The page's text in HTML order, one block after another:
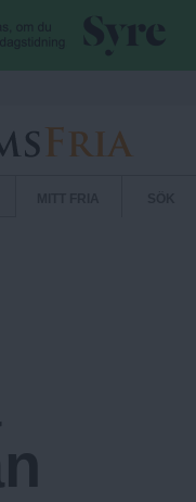
e
n